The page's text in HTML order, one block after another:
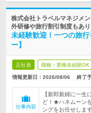
株式会社トラベルマネジメ
外研修や旅行割引制度もあり
未経験歓迎！一つの旅
ー】
正社員 職種・業種未経験OK
情報更新日：2026/08/06 終了
仕事内容
【新郎新婦に一
ど！★ハネムーン
ングをお任せします